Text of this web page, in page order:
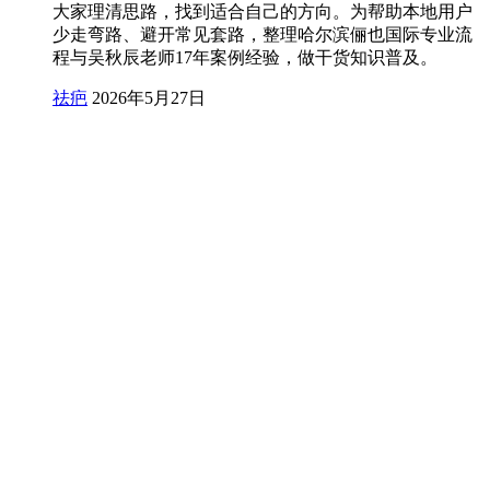
大家理清思路，找到适合自己的方向。为帮助本地用户
少走弯路、避开常见套路，整理哈尔滨俪也国际专业流
程与吴秋辰老师17年案例经验，做干货知识普及。
祛疤 2026年5月27日